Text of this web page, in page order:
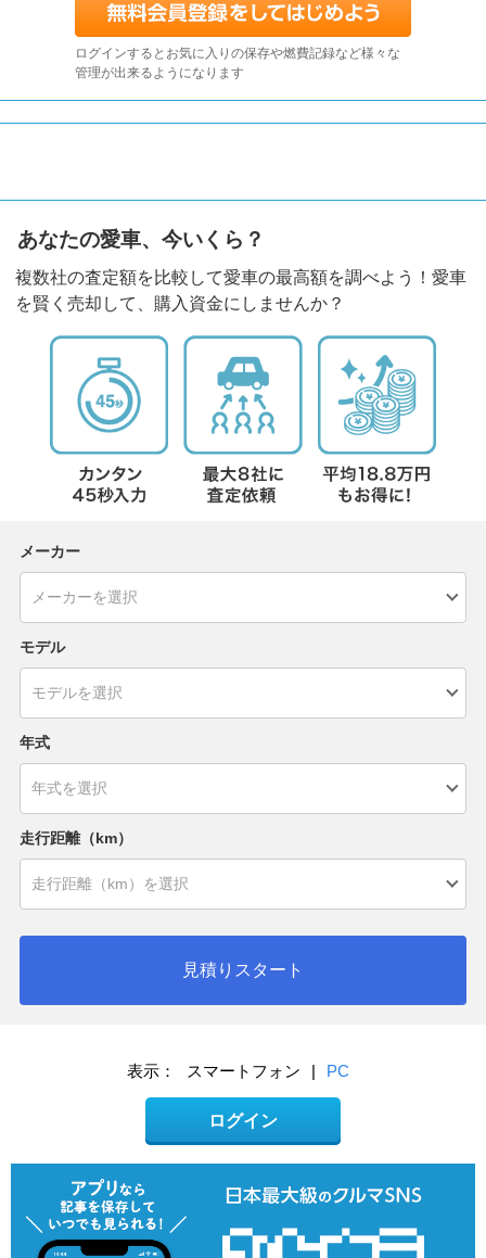
ログインするとお気に入りの保存や燃費記録など様々な
管理が出来るようになります
あなたの愛車、今いくら？
複数社の査定額を比較して愛車の最高額を調べよう！愛車
を賢く売却して、購入資金にしませんか？
メーカー
モデル
年式
走行距離（km）
見積りスタート
表示： スマートフォン | PC
ログイン